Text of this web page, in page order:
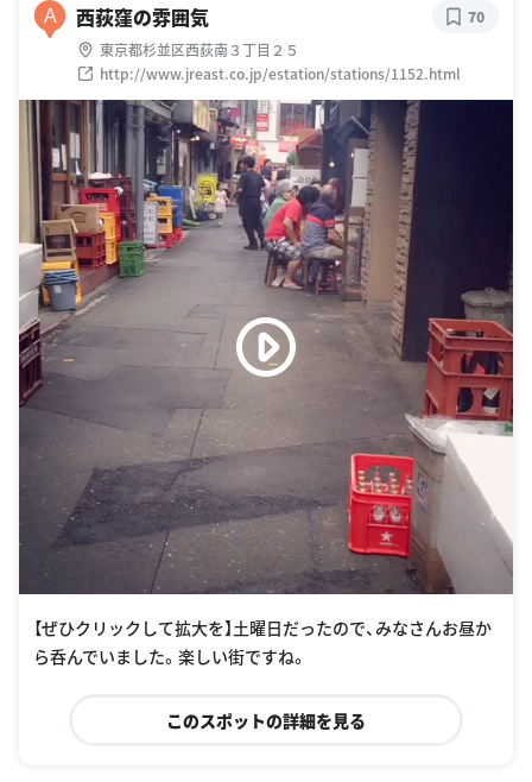
A 西荻窪の雰囲気
東京都杉並区西荻南３丁目２５
http://www.jreast.co.jp/estation/stations/1152.html
70
【ぜひクリックして拡大を】土曜日だったので、みなさんお昼か
ら呑んでいました。楽しい街ですね。
このスポットの詳細を見る